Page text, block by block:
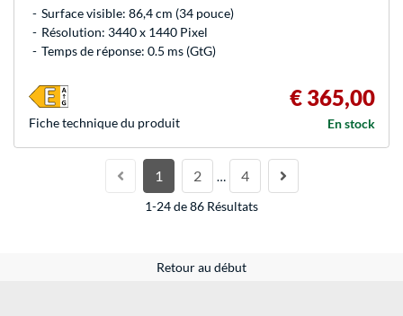
Surface visible: 86,4 cm (34 pouce)
Résolution: 3440 x 1440 Pixel
Temps de réponse: 0.5 ms (GtG)
€ 365,00
En stock
Fiche technique du produit
1 2 … 4
1-24 de 86 Résultats
Retour au début